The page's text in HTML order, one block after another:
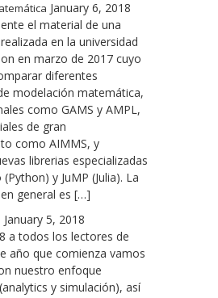
January 6, 2018
el material de una
en la universidad
en marzo de 2017 cuyo
diferentes
modelación matemática,
como GAMS y AMPL,
de gran
como AIMMS, y
librerias especializadas
y JuMP (Julia). La
general es […]
January 5, 2018
a todos los lectores de
año que comienza vamos
nuestro enfoque
y simulación), así